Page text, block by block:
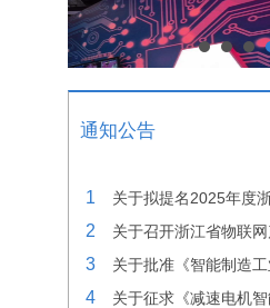
通知公告
1
2
3
4